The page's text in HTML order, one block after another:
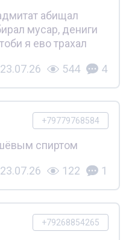
абищал
мусар, дениги
я ево трахал
23.07.26 544 4
+79779768584
спиртом
23.07.26 122 1
+79268854265